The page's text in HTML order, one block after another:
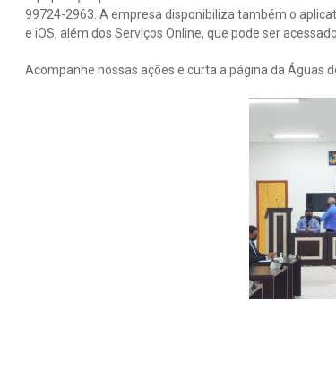
99724-2963. A empresa disponibiliza também o
e iOS, além dos Serviços Online, que pode ser
Acompanhe nossas ações e curta a página da Águas